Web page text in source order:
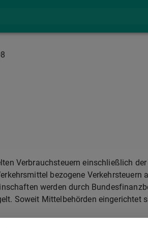
Verbrauchsteuern einschließlich
bezogene Verkehrsteuern
werden durch
Soweit Mittelbehörden eingerichtet